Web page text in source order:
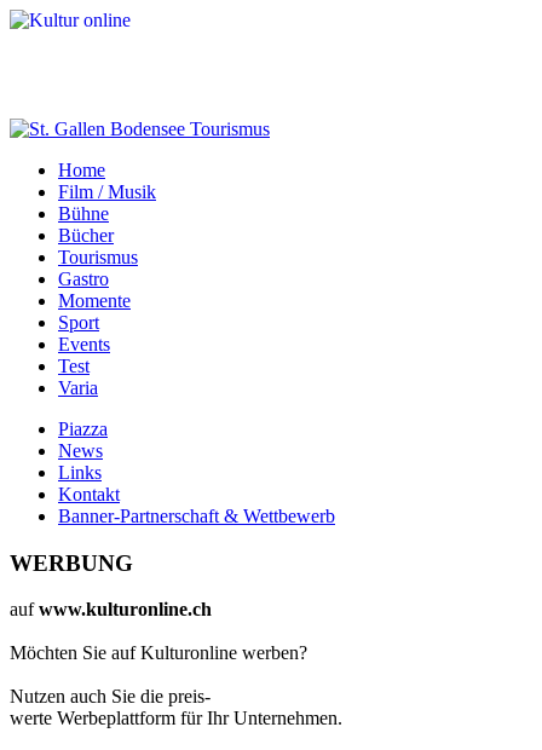
Home
Film / Musik
Bühne
Bücher
Tourismus
Gastro
Momente
Sport
Events
Test
Varia
Piazza
News
Links
Kontakt
Banner-Partnerschaft & Wettbewerb
WERBUNG
aufwww.kulturonline.ch
Möchten Sie auf Kulturonline werben?
Nutzen auch Sie die preis-
werte Werbeplattform für Ihr Unternehmen.